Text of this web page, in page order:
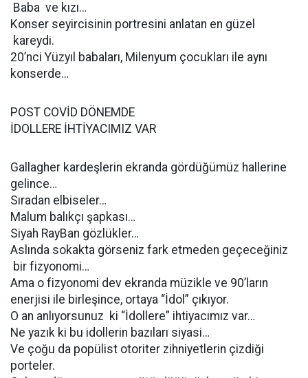
Baba ve kızı…
Konser seyircisinin portresini anlatan en güzel
kareydi.
20’nci Yüzyıl babaları, Milenyum çocukları ile aynı
konserde…
POST COVİD DÖNEMDE
İDOLLERE İHTİYACIMIZ VAR
Gallagher kardeşlerin ekranda gördüğümüz hallerine
gelince…
Sıradan elbiseler…
Malum balıkçı şapkası…
Siyah RayBan gözlükler…
Aslında sokakta görseniz fark etmeden geçeceğiniz
bir fizyonomi…
Ama o fizyonomi dev ekranda müzikle ve 90’ların
enerjisi ile birleşince, ortaya “İdol” çıkıyor.
O an anlıyorsunuz ki “İdollere” ihtiyacımız var…
Ne yazık ki bu idollerin bazıları siyasi…
Ve çoğu da popülist otoriter zihniyetlerin çizdiği
porteler.